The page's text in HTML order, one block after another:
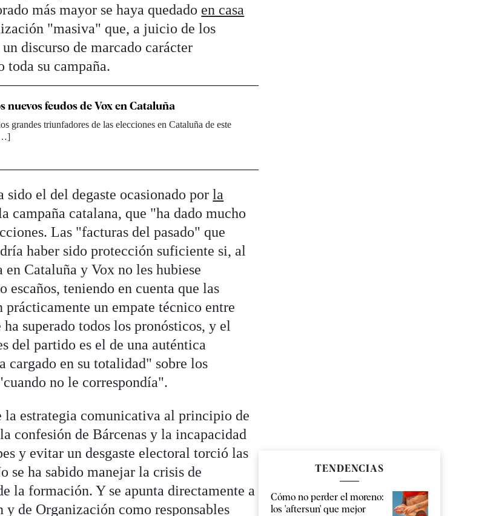
más mayor se haya quedado en casa
"masiva" que, a juicio de los
discurso de marcado carácter
toda su campaña.
nuevos feudos de Vox en Cataluña
grandes triunfadores de las elecciones en Cataluña de este
sido el del degaste ocasionado porla
campaña catalana, que "ha dado mucho
Las "facturas del pasado" que
haber sido protección suficiente si, al
Cataluña y Vox no les hubiese
escaños, teniendo en cuenta que las
prácticamente un empate técnico entre
superado todos los pronósticos, y el
del partido es el de una auténtica
cargado en su totalidad" sobre los
no le correspondía".
la estrategia comunicativa al principio de
confesión de Bárcenas y la incapacidad
y evitar un desgaste electoral torció las
se ha sabido manejar la crisis de
la formación. Y se apunta directamente a
de Organización como responsables
TENDENCIAS
Cómo no perder el moreno:
los 'aftersun' que mejor